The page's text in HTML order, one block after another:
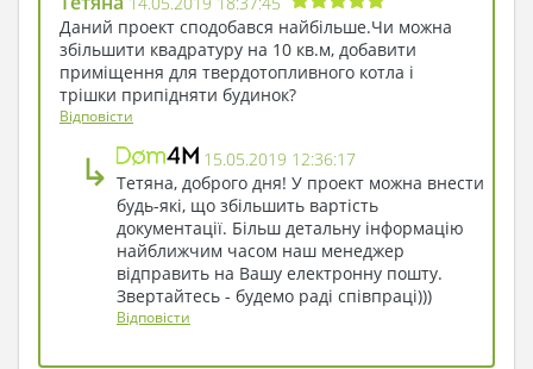
Даний проект сподобався найбільше.Чи можна
збільшити квадратуру на 10 кв.м, добавити
приміщення для твердотопливного котла і
трішки припідняти будинок?
Відповісти
↳
15.05.2019 12:36:17
Тетяна, доброго дня! У проект можна внести
будь-які, що збільшить вартість
документації. Більш детальну інформацію
найближчим часом наш менеджер
відправить на Вашу електронну пошту.
Звертайтесь - будемо раді співпраці)))
Відповісти